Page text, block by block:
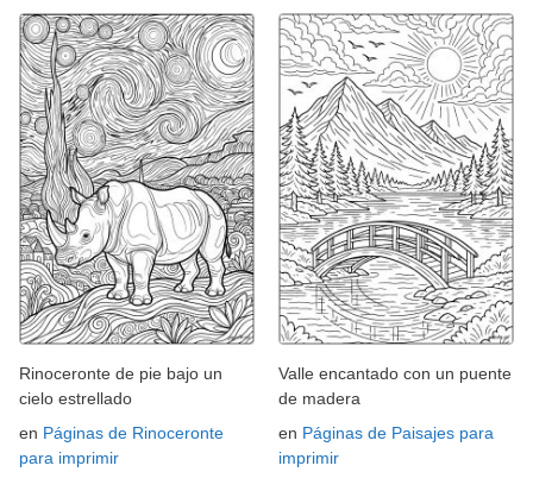
Rinoceronte de pie bajo un
cielo estrellado
en Páginas de Rinoceronte
para imprimir
Valle encantado con un puente
de madera
en Páginas de Paisajes para
imprimir